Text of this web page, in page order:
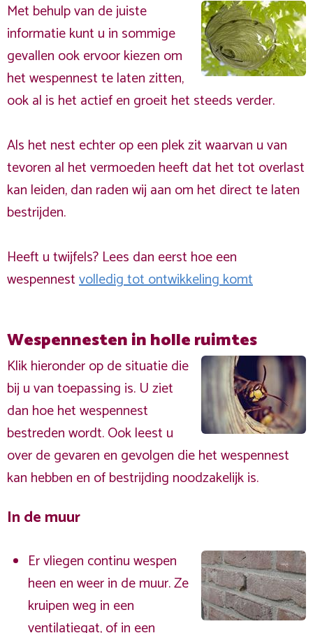
Met behulp van de juiste
informatie kunt u in sommige
gevallen ook ervoor kiezen om
het wespennest te laten zitten,
ook al is het actief en groeit het steeds verder.
Als het nest echter op een plek zit waarvan u van
tevoren al het vermoeden heeft dat het tot overlast
kan leiden, dan raden wij aan om het direct te laten
bestrijden.
Heeft u twijfels? Lees dan eerst hoe een
wespennestvolledig tot ontwikkeling komt
Wespennesten in holle ruimtes
Klik hieronder op de situatie die
bij u van toepassing is. U ziet
dan hoe het wespennest
bestreden wordt. Ook leest u
over de gevaren en gevolgen die het wespennest
kan hebben en of bestrijding noodzakelijk is.
In de muur
Er vliegen continu wespen
heen en weer in de muur. Ze
kruipen weg in een